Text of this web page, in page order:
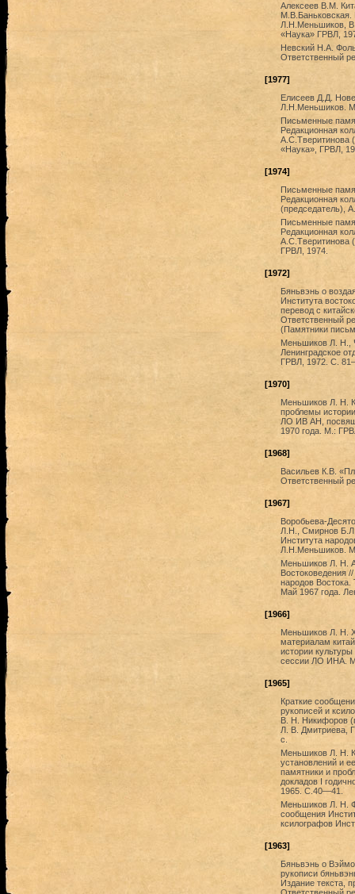
Алексеев В.М.
М.В.Баньковская.
Л.Н.Меньшиков,
«Наука» ГРВЛ,
Невский Н.А.
Ответственный
[1977]
Елисеев Д.Д.
Л.Н.Меньшиков.
Письменные
Редакционная
А.С.Тверитинова
«Наука», ГРВЛ,
[1974]
Письменные
Редакционная
(председатель),
Письменные
Редакционная
А.С.Тверитинова
ГРВЛ, 1974.
[1972]
Бяньвэнь о
Института
перевод с
Ответственный
(Памятники
Меньшиков Л. Н.,
Ленинградское
ГРВЛ, 1972. С.
[1970]
Меньшиков Л. Н.
проблемы
ЛО ИВ АН,
1970 года. М.:
[1968]
Васильев К.В.
Ответственный
[1967]
Воробьева-
Л.Н., Смирнов Б.Л.
Института
Л.Н.Меньшиков.
Меньшиков Л. Н.
Востоковедения
народов
Май 1967 года.
[1966]
Меньшиков Л. Н.
материалам
истории
сессии ЛО ИНА.
[1965]
Краткие
рукописей и
В. Н. Никифоров
Л. В. Дмитриева,
с.
Меньшиков Л. Н. К
установлений и
памятники и
докладов I
1965. С.40—41.
Меньшиков Л. Н.
сообщения
ксилографов
[1963]
Бяньвэнь о
рукописи
Издание текста,